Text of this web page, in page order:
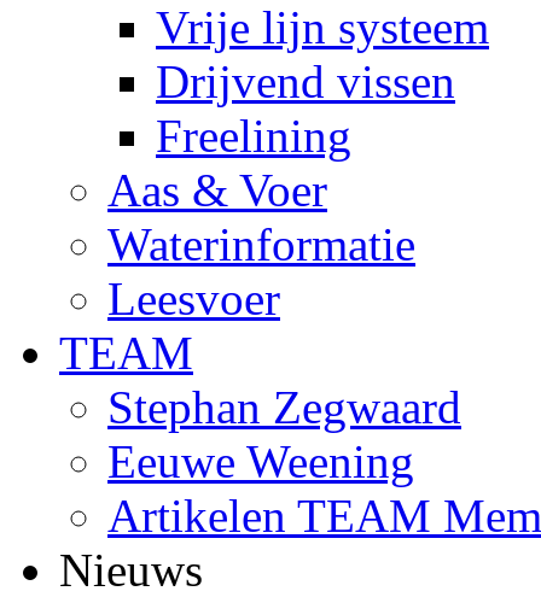
Vrije lijn systeem
Drijvend vissen
Freelining
Aas & Voer
Waterinformatie
Leesvoer
TEAM
Stephan Zegwaard
Eeuwe Weening
Artikelen TEAM
Nieuws